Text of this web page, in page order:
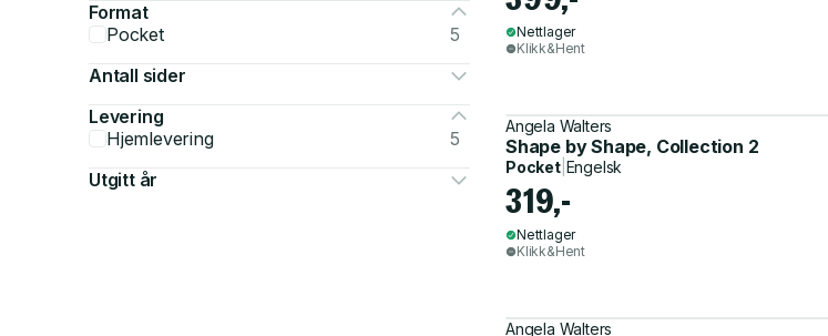
Format
Pocket
5
Antall sider
Levering
Hjemlevering
5
Utgitt år
Nettlager
Klikk&Hent
Angela Walters
Shape by Shape, Collection 2
Pocket| Engelsk
319,-
Nettlager
Klikk&Hent
Angela Walters